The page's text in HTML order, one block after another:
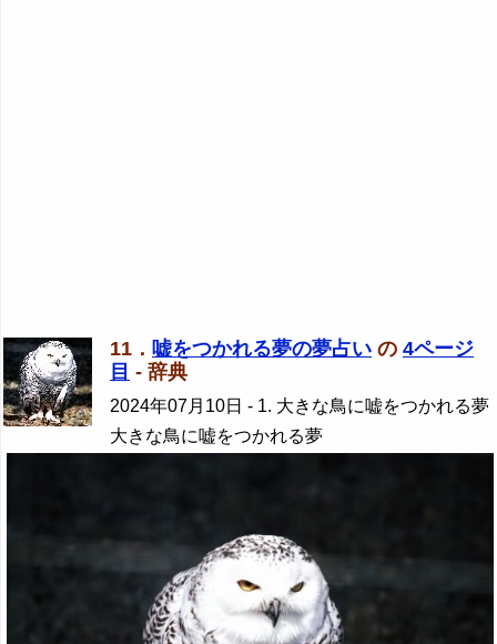
11． 嘘をつかれる夢の夢占い の 4ページ
目 - 辞典
2024年07月10日 - 1. 大きな鳥に嘘をつかれる夢
大きな鳥に嘘をつかれる夢